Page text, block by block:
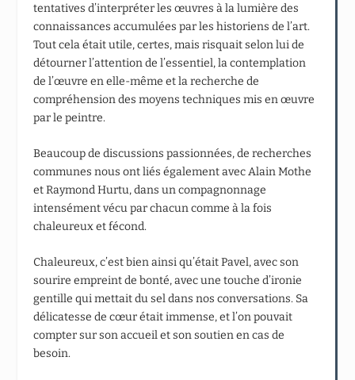
tentatives d’interpréter les œuvres à la lumière des
connaissances accumulées par les historiens de l’art.
Tout cela était utile, certes, mais risquait selon lui de
détourner l’attention de l’essentiel, la contemplation
de l’œuvre en elle-même et la recherche de
compréhension des moyens techniques mis en œuvre
par le peintre.
Beaucoup de discussions passionnées, de recherches
communes nous ont liés également avec Alain Mothe
et Raymond Hurtu, dans un compagnonnage
intensément vécu par chacun comme à la fois
chaleureux et fécond.
Chaleureux, c’est bien ainsi qu’était Pavel, avec son
sourire empreint de bonté, avec une touche d’ironie
gentille qui mettait du sel dans nos conversations. Sa
délicatesse de cœur était immense, et l’on pouvait
compter sur son accueil et son soutien en cas de
besoin.